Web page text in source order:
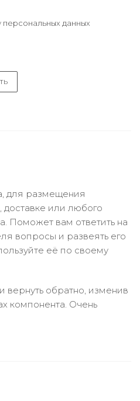
персональных данных
для размещения
или любого
Поможет вам ответить на
вопросы и развеять его
её по своему
вернуть обратно, изменив
компонента. Очень